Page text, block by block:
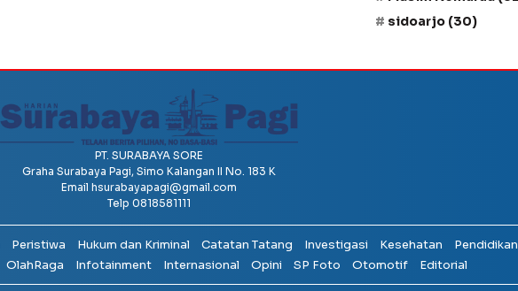
sidoarjo (30)
PT. SURABAYA SORE
Graha Surabaya Pagi, Simo Kalangan II No. 183 K
Email hsurabayapagi@gmail.com
Telp 0818581111
Peristiwa Hukum dan Kriminal Catatan Tatang Investigasi Kesehatan
OlahRaga Infotainment Internasional Opini SP Foto Otomotif Editorial